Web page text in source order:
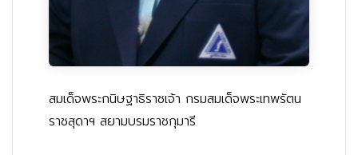
สมเด็จพระกนิษฐาธิราชเจ้า กรมสมเด็จพระเทพรัตน
ราชสุดาฯ สยามบรมราชกุมารี